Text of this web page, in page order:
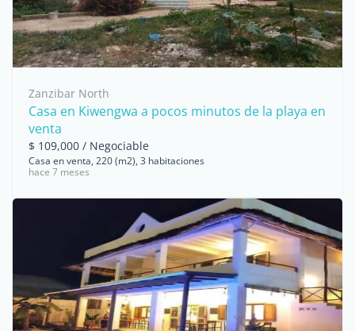
Zanzibar North
Casa en Kiwengwa a pocos minutos de la playa en
venta
$ 109,000 / Negociable
Casa en venta, 220 (m2), 3 habitaciones
hace 7 meses